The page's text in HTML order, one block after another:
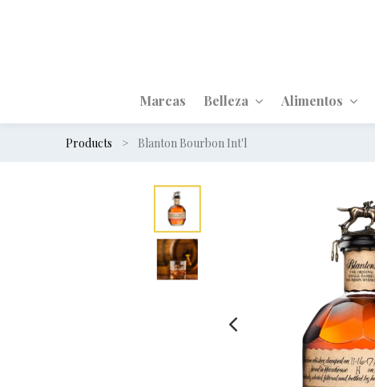
Marcas Belleza Alimentos
Products Blanton Bourbon Int'l